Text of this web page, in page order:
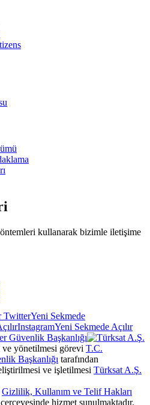
kullanarak bizimle iletişime
TwitterYeni Sekmede
InstagramYeni Sekmede Açılır
ve yönetilmesi görevi T.C.
Başkanlığı tarafından
ve işletilmesi Türksat A.Ş.
Gizlilik, Kullanım ve Telif Hakları
hizmet sunulmaktadır.